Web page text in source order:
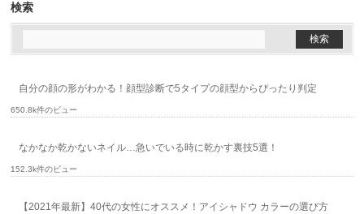
検索
自分の顔の形がわかる！顔型診断で5タイプの顔型からぴったり判定
650.8k件のビュー
なかなか乾かないネイル…急いでいる時に乾かす裏技5選！
152.3k件のビュー
【2021年最新】40代の女性にオススメ！アイシャドウ カラーの選び方